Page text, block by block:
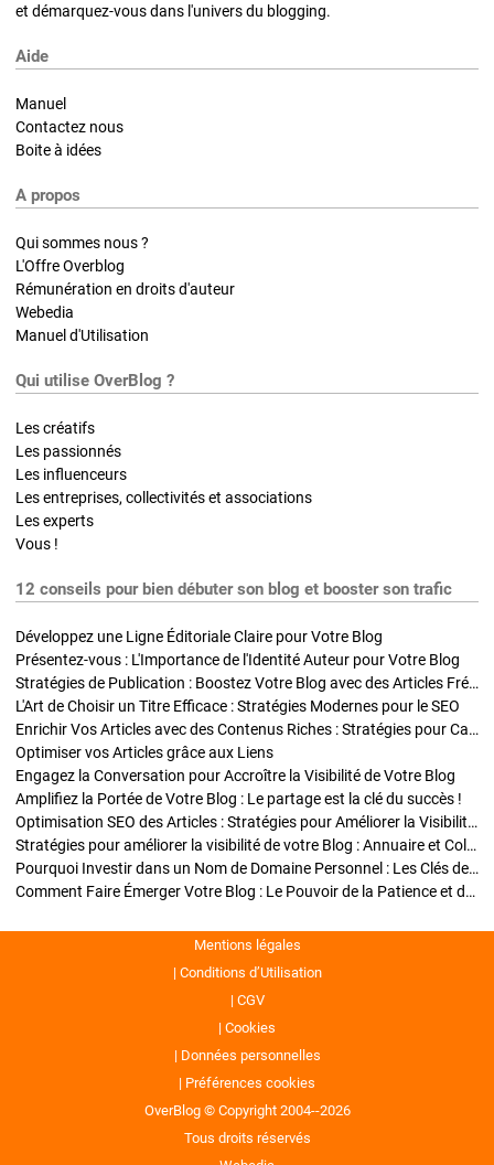
et démarquez-vous dans l'univers du blogging.
Aide
Manuel
Contactez nous
Boite à idées
A propos
Qui sommes nous ?
L'Offre Overblog
Rémunération en droits d'auteur
Webedia
Manuel d'Utilisation
Qui utilise OverBlog ?
Les créatifs
Les passionnés
Les influenceurs
Les entreprises, collectivités et associations
Les experts
Vous !
12 conseils pour bien débuter son blog et booster son trafic
Développez une Ligne Éditoriale Claire pour Votre Blog
Présentez-vous : L'Importance de l'Identité Auteur pour Votre Blog
Stratégies de Publication : Boostez Votre Blog avec des Articles Fréquents et Exclusifs
L'Art de Choisir un Titre Efficace : Stratégies Modernes pour le SEO
Enrichir Vos Articles avec des Contenus Riches : Stratégies pour Captiver et Optimiser
Optimiser vos Articles grâce aux Liens
Engagez la Conversation pour Accroître la Visibilité de Votre Blog
Amplifiez la Portée de Votre Blog : Le partage est la clé du succès !
Optimisation SEO des Articles : Stratégies pour Améliorer la Visibilité de Votre Blog
Stratégies pour améliorer la visibilité de votre Blog : Annuaire et Collaborations
Pourquoi Investir dans un Nom de Domaine Personnel : Les Clés de la Réussite de Votre Blog
Comment Faire Émerger Votre Blog : Le Pouvoir de la Patience et de la Persévérance
Mentions légales
Conditions d’Utilisation
CGV
Cookies
Données personnelles
Préférences cookies
OverBlog © Copyright 2004--2026
Tous droits réservés